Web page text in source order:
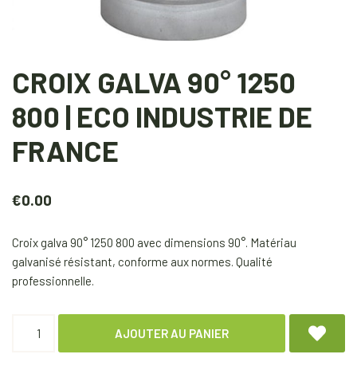
CROIX GALVA 90° 1250
800 | ECO INDUSTRIE DE
FRANCE
€0.00
Croix galva 90° 1250 800 avec dimensions 90°. Matériau
galvanisé résistant, conforme aux normes. Qualité
professionnelle.
AJOUTER AU PANIER